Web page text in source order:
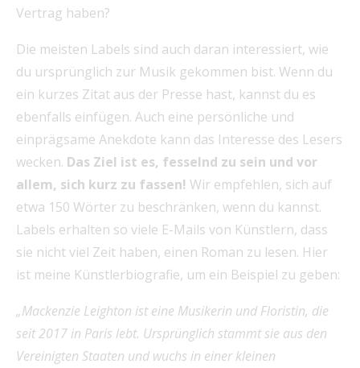
Vertrag haben?
Die meisten Labels sind auch daran interessiert, wie
du ursprünglich zur Musik gekommen bist. Wenn du
ein kurzes Zitat aus der Presse hast, kannst du es
ebenfalls einfügen. Auch eine persönliche und
einprägsame Anekdote kann das Interesse des Lesers
wecken. Das Ziel ist es, fesselnd zu sein und vor
allem, sich kurz zu fassen! Wir empfehlen, sich auf
etwa 150 Wörter zu beschränken, wenn du kannst.
Labels erhalten so viele E-Mails von Künstlern, dass
sie nicht viel Zeit haben, einen Roman zu lesen. Hier
ist meine Künstlerbiografie, um ein Beispiel zu geben:
„Mackenzie Leighton ist eine Musikerin und Floristin, die
seit 2017 in Paris lebt. Ursprünglich stammt sie aus den
Vereinigten Staaten und wuchs in einer kleinen